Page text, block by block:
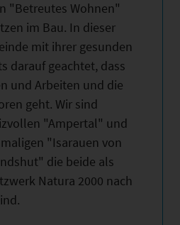
"Betreutes Wohnen"
im Bau. In dieser
mit ihrer gesunden
darauf geachtet, dass
und Arbeiten und die
geht. Wir sind
"Ampertal" und
"Isarauen von
die beide als
Natura 2000 nach